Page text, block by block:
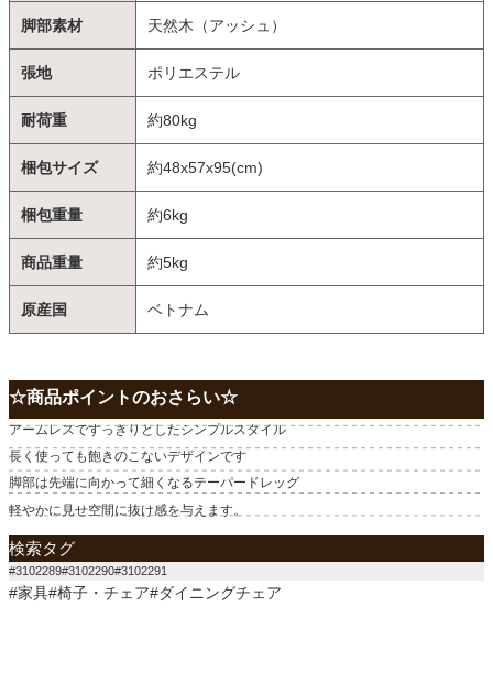
脚部素材 天然木（アッシュ）
張地 ポリエステル
耐荷重 約80kg
梱包サイズ 約48x57x95(cm)
梱包重量 約6kg
商品重量 約5kg
原産国 ベトナム
☆商品ポイントのおさらい☆
アームレスですっきりとしたシンプルスタイル
長く使っても飽きのこないデザインです
脚部は先端に向かって細くなるテーパードレッグ
軽やかに見せ空間に抜け感を与えます。
検索タグ
#3102289#3102290#3102291
#家具#椅子・チェア#ダイニングチェア